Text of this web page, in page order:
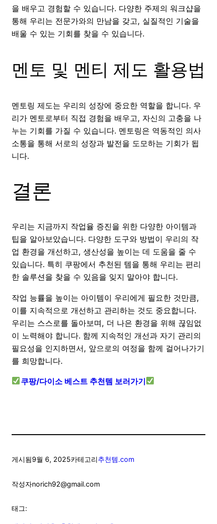
을 배우고 경험할 수 있습니다. 다양한 주제의 워크샵을
통해 우리는 전문가와의 만남을 갖고, 실질적인 기술을
배울 수 있는 기회를 찾을 수 있습니다.
멘토 및 멘티 제도 활용법
멘토링 제도는 우리의 성장에 중요한 역할을 합니다. 우
리가 멘토로부터 직접 경험을 배우고, 자신의 고충을 나
누는 기회를 가질 수 있습니다. 멘토링은 역동적인 의사
소통을 통해 서로의 성장과 발전을 도모하는 기회가 됩
니다.
결론
우리는 지금까지 작업율 증진을 위한 다양한 아이템과
팁을 알아보았습니다. 다양한 도구와 방법이 우리의 작
업 환경을 개선하고, 생산성을 높이는 데 도움을 줄 수
있습니다. 특히 쿠팡에서 추천된 템을 통해 우리는 편리
한 솔루션을 찾을 수 있음을 잊지 말아야 합니다.
작업 능률을 높이는 아이템이 우리에게 필요한 것만큼,
이를 지속적으로 개선하고 관리하는 것도 중요합니다.
우리는 스스로를 돌아보며, 더 나은 환경을 위해 끊임없
이 노력해야 합니다. 함께 지속적인 개선과 자기 관리의
필요성을 인지하면서, 앞으로의 여정을 함께 걸어나가기
를 희망합니다.
쿠팡/다이소 베스트 추천템 보러가기
게시됨9월 6, 2025카테고리추천템.com
작성자norich92@gmail.com
태그: